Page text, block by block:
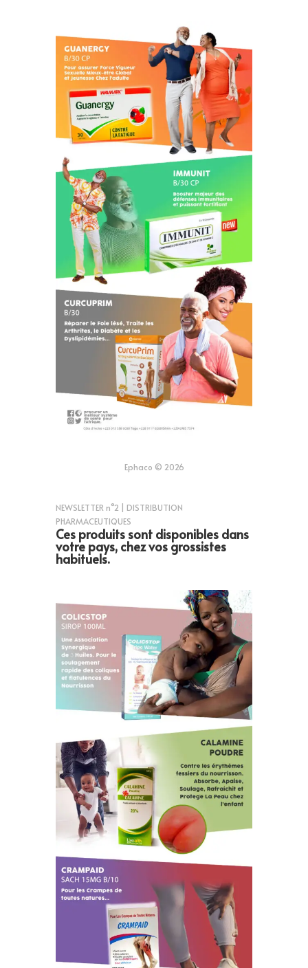
Ephaco © 2026
NEWSLETTER n°2 | DISTRIBUTION
PHARMACEUTIQUES
Ces produits sont disponibles dans
votre pays, chez vos grossistes
habituels.